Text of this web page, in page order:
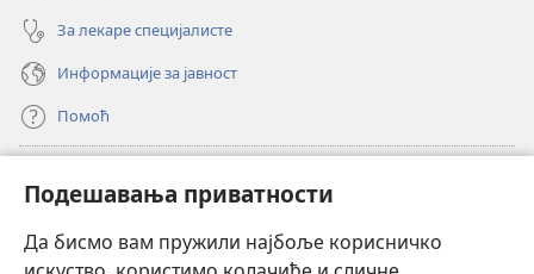
Подешавања приватности
Да бисмо вам пружили најбоље корисничко
За лекаре специјалисте
Информације за јавност
Помоћ
(отвара
нови
прозор)ОНЛАЈН БИБЛИОТЕКА Watchtower
(отвара